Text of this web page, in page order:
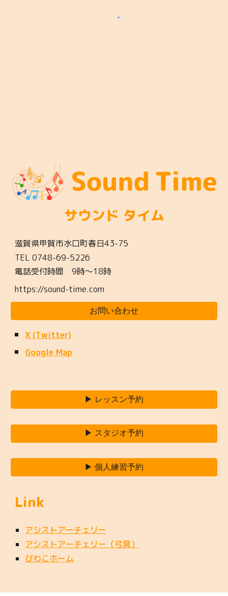
サウンド タイム
滋賀県甲賀市水口町春日43-75
TEL0748-69-5226
電話受付時間 9時〜18時
https://sound-time.com
お問い合わせ
X (Twitter)
Google Map
▶ レッスン予約
▶ スタジオ予約
▶ 個人練習予約
Link
アシストアーチェリー
アシストアーチェリー（弓具）
びわこホーム